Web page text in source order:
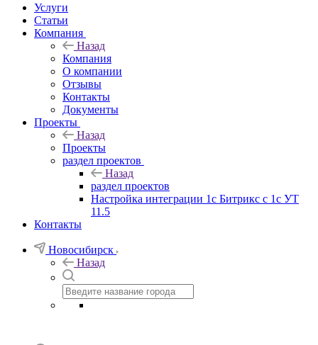
Услуги
Статьи
Компания
Назад
Компания
О компании
Отзывы
Контакты
Документы
Проекты
Назад
Проекты
раздел проектов
Назад
раздел проектов
Настройка интеграции 1с Битрикс с 1с УТ
11.5
Контакты
Новосибирск
Назад